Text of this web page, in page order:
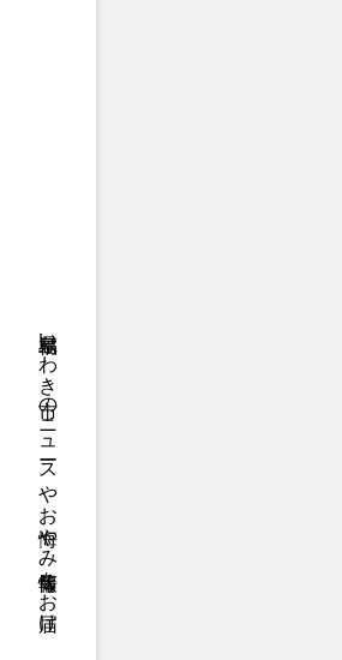
福島県いわき市のニュースやお悔やみ情報等をお届け